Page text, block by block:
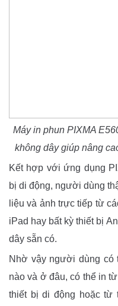
Máy in phun PIXMA
không dây giúp nâng
Kết hợp với ứng dụng
bị di động, người dùng
liệu và ảnh trực tiếp từ
iPad hay bất kỳ thiết bị
dây sẵn có.
Nhờ vậy người dùng có
nào và ở đâu, có thể in
thiết bị di động hoặc từ